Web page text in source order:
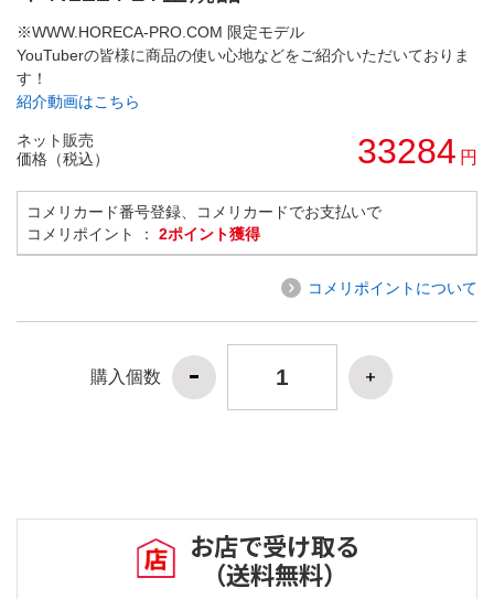
※WWW.HORECA-PRO.COM 限定モデル
YouTuberの皆様に商品の使い心地などをご紹介いただいておりま
す！
紹介動画はこちら
ネット販売
価格（税込）
33284 円
コメリカード番号登録、コメリカードでお支払いで
コメリポイント ： 2ポイント獲得
コメリポイントについて
購入個数
お店で受け取る
（送料無料）